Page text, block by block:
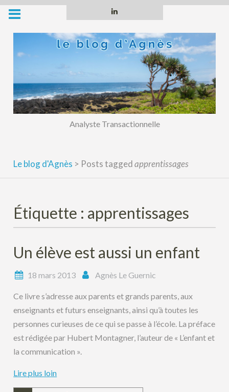
Skip
content
Analyste Transactionnelle
Le blog d'Agnès > Posts taggedapprentissages
Étiquette : apprentissages
Un élève est aussi un enfant
18 mars 2013 Agnès Le Guernic
Ce livre s’adresse aux parents et grands parents, aux
enseignants et futurs enseignants, ainsi qu’à toutes les
personnes curieuses de ce qui se passe à l’école. La préface
est rédigée par Hubert Montagner, l’auteur de « L’enfant et
la communication ».
Lire plus loin